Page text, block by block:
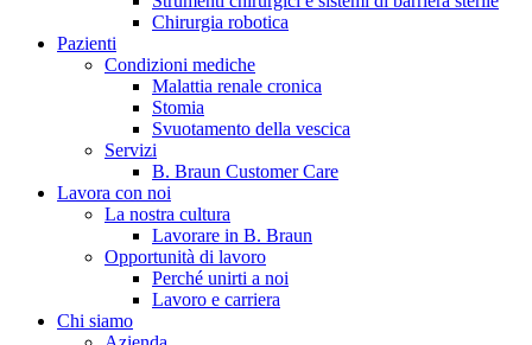
B. Braun in Italia
Scopri chi siamo ed entra nel mondo di B. Braun in Italia: 4
sedi, 4 aziende, più di 700 dipendenti e un Centro di
Eccellenza a livello globale.
Chirurgia robotica
Pazienti
Condizioni mediche
Malattia renale cronica
Stomia
Svuotamento della vescica
Servizi
B. Braun Customer Care
Lavora con noi
La nostra cultura
Lavorare in B. Braun
Opportunità di lavoro
Perché unirti a noi
Lavoro e carriera
Chi siamo